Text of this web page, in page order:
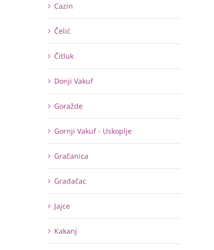
Cazin
Čelić
Čitluk
Donji Vakuf
Goražde
Gornji Vakuf - Uskoplje
Gračanica
Gradačac
Jajce
Kakanj